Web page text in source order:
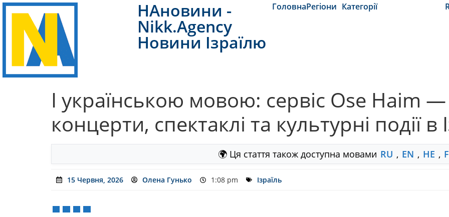
НАновини -
Nikk.Agency
Новини Ізраїлю
ГоловнаРегіони Категорії
І українською мовою: сервіс Ose Haim
концерти, спектаклі та культурні події в
🌍 Ця стаття також доступна мовами RU , EN , HE ,
15 Червня, 2026 Олена Гунько 1:08 pm Ізраїль